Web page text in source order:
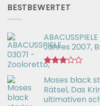
von 5
BESTBEWERTET
Jahres 2007,
mit
3.02
von 5
Moses black
Rätsel, Das
ultimativen